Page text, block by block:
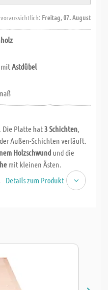
Freitag, 07. August
mitAstdübel
Platte hat 3 Schichten,
Außen-Schichten verläuft.
Holzschwund und die
mit kleinen Ästen.
Details zum Produkt